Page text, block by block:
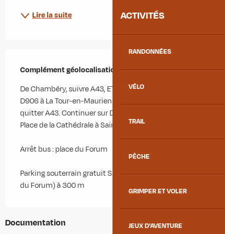
ACTIVITÉS
RANDONNÉES
VÉLO
TRAIL
PÊCHE
GRIMPER ET VOLER
JEUX D'AVENTURE
Lire la suite
Complément géolocalisation
Complément géolocalisation
De Chambéry, suivre A43, E70 et A43 en direction de
D906 à La Tour-en-Maurienne. Prendre la sortie 27 et
quitter A43. Continuer sur D906. Rouler en direction de
Place de la Cathédrale à Saint-Jean-de-Maurienne
Arrêt bus : place du Forum
Parking souterrain gratuit Saint-Antoine (sous la place
du Forum) à 300 m
Documentation